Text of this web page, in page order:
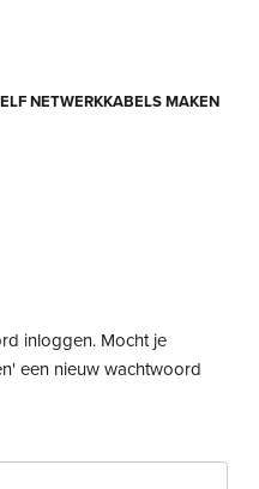
NETWERKKABELS MAKEN
inloggen. Mocht je
een nieuw wachtwoord